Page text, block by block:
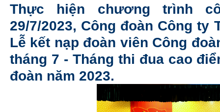
Thực hiện chương trình
29/7/2023, Công đoàn Công
Lễ kết nạp đoàn viên Công
tháng 7 - Tháng thi đua cao
đoàn năm 2023.